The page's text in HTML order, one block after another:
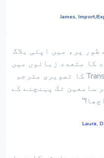
پر، میں اپنی بلاگ
کا متعدد زبانوں میں
ترجمہ کرنے کے لیے TranslatePic کا تصویری مترجم
سامعین تک پہنچنے کے